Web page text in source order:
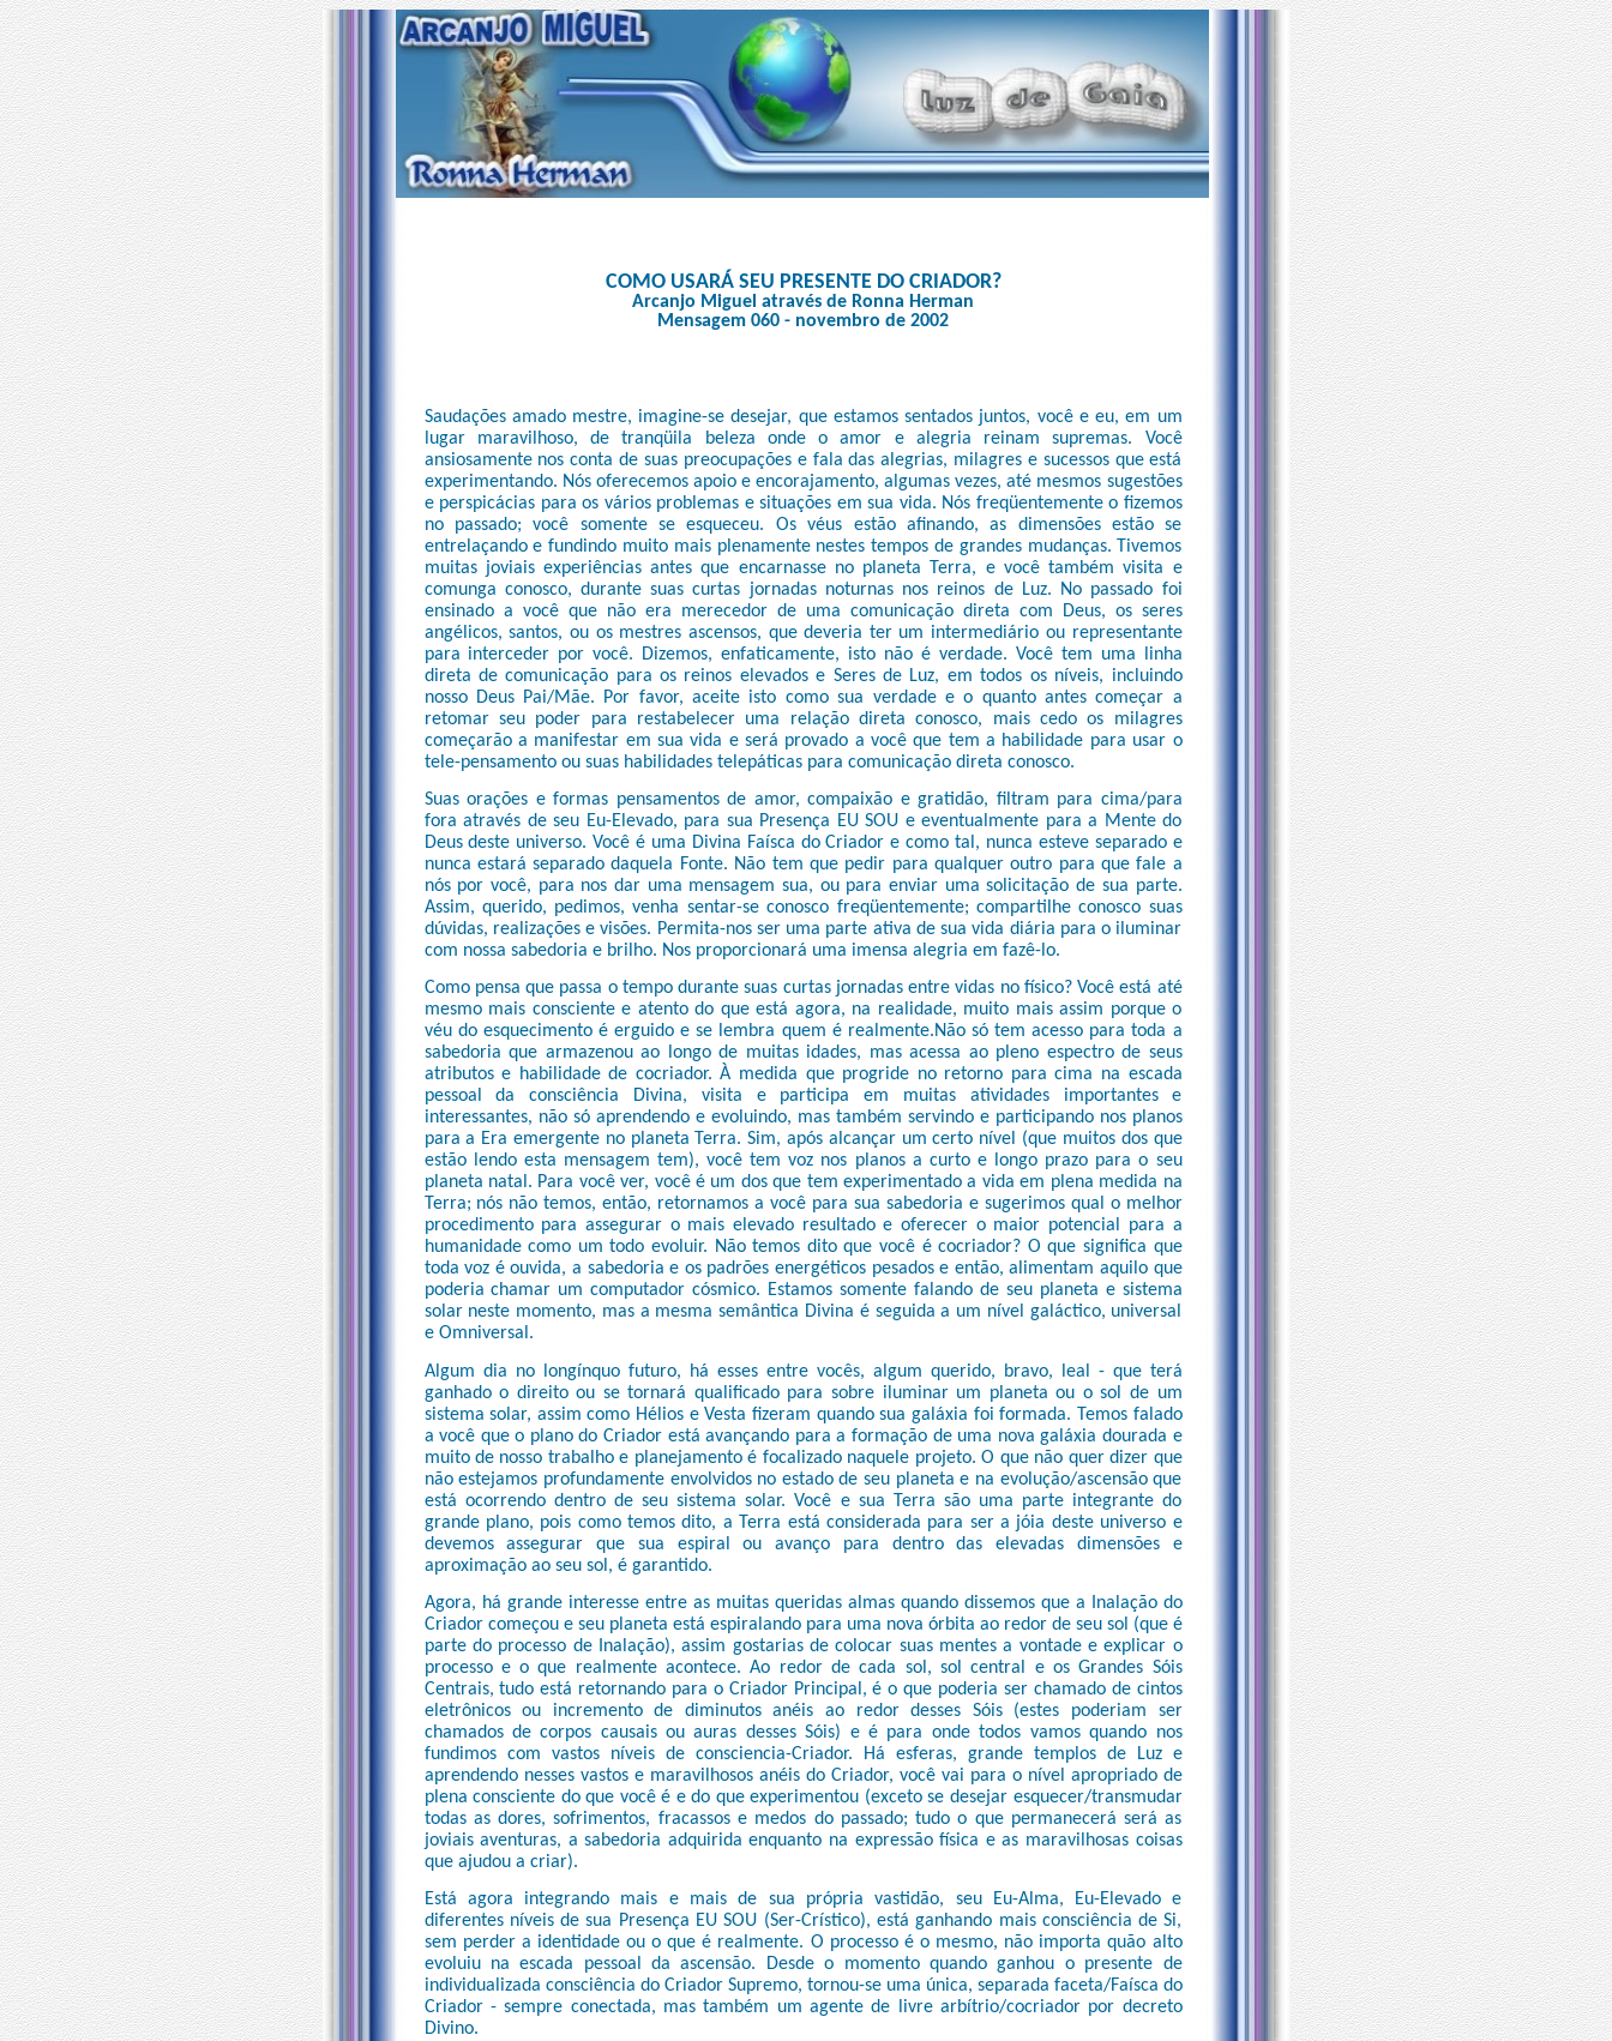
COMO USARÁ SEU PRESENTE DO CRIADOR?
Arcanjo Miguel através de Ronna Herman
Mensagem 060 - novembro de 2002
Saudações amado mestre, imagine-se desejar, que estamos sentados juntos, você e eu, em um
lugar maravilhoso, de tranqüila beleza onde o amor e alegria reinam supremas. Você
ansiosamente nos conta de suas preocupações e fala das alegrias, milagres e sucessos que está
experimentando. Nós oferecemos apoio e encorajamento, algumas vezes, até mesmos sugestões
e perspicácias para os vários problemas e situações em sua vida. Nós freqüentemente o fizemos
no passado; você somente se esqueceu. Os véus estão afinando, as dimensões estão se
entrelaçando e fundindo muito mais plenamente nestes tempos de grandes mudanças. Tivemos
muitas joviais experiências antes que encarnasse no planeta Terra, e você também visita e
comunga conosco, durante suas curtas jornadas noturnas nos reinos de Luz. No passado foi
ensinado a você que não era merecedor de uma comunicação direta com Deus, os seres
angélicos, santos, ou os mestres ascensos, que deveria ter um intermediário ou representante
para interceder por você. Dizemos, enfaticamente, isto não é verdade. Você tem uma linha
direta de comunicação para os reinos elevados e Seres de Luz, em todos os níveis, incluindo
nosso Deus Pai/Mãe. Por favor, aceite isto como sua verdade e o quanto antes começar a
retomar seu poder para restabelecer uma relação direta conosco, mais cedo os milagres
começarão a manifestar em sua vida e será provado a você que tem a habilidade para usar o
tele-pensamento ou suas habilidades telepáticas para comunicação direta conosco.
Suas orações e formas pensamentos de amor, compaixão e gratidão, filtram para cima/para
fora através de seu Eu-Elevado, para sua Presença EU SOU e eventualmente para a Mente do
Deus deste universo. Você é uma Divina Faísca do Criador e como tal, nunca esteve separado e
nunca estará separado daquela Fonte. Não tem que pedir para qualquer outro para que fale a
nós por você, para nos dar uma mensagem sua, ou para enviar uma solicitação de sua parte.
Assim, querido, pedimos, venha sentar-se conosco freqüentemente; compartilhe conosco suas
dúvidas, realizações e visões. Permita-nos ser uma parte ativa de sua vida diária para o iluminar
com nossa sabedoria e brilho. Nos proporcionará uma imensa alegria em fazê-lo.
Como pensa que passa o tempo durante suas curtas jornadas entre vidas no físico? Você está até
mesmo mais consciente e atento do que está agora, na realidade, muito mais assim porque o
véu do esquecimento é erguido e se lembra quem é realmente.Não só tem acesso para toda a
sabedoria que armazenou ao longo de muitas idades, mas acessa ao pleno espectro de seus
atributos e habilidade de cocriador. À medida que progride no retorno para cima na escada
pessoal da consciência Divina, visita e participa em muitas atividades importantes e
interessantes, não só aprendendo e evoluindo, mas também servindo e participando nos planos
para a Era emergente no planeta Terra. Sim, após alcançar um certo nível (que muitos dos que
estão lendo esta mensagem tem), você tem voz nos planos a curto e longo prazo para o seu
planeta natal. Para você ver, você é um dos que tem experimentado a vida em plena medida na
Terra; nós não temos, então, retornamos a você para sua sabedoria e sugerimos qual o melhor
procedimento para assegurar o mais elevado resultado e oferecer o maior potencial para a
humanidade como um todo evoluir. Não temos dito que você é cocriador? O que significa que
toda voz é ouvida, a sabedoria e os padrões energéticos pesados e então, alimentam aquilo que
poderia chamar um computador cósmico. Estamos somente falando de seu planeta e sistema
solar neste momento, mas a mesma semântica Divina é seguida a um nível galáctico, universal
e Omniversal.
Algum dia no longínquo futuro, há esses entre vocês, algum querido, bravo, leal - que terá
ganhado o direito ou se tornará qualificado para sobre iluminar um planeta ou o sol de um
sistema solar, assim como Hélios e Vesta fizeram quando sua galáxia foi formada. Temos falado
a você que o plano do Criador está avançando para a formação de uma nova galáxia dourada e
muito de nosso trabalho e planejamento é focalizado naquele projeto. O que não quer dizer que
não estejamos profundamente envolvidos no estado de seu planeta e na evolução/ascensão que
está ocorrendo dentro de seu sistema solar. Você e sua Terra são uma parte integrante do
grande plano, pois como temos dito, a Terra está considerada para ser a jóia deste universo e
devemos assegurar que sua espiral ou avanço para dentro das elevadas dimensões e
aproximação ao seu sol, é garantido.
Agora, há grande interesse entre as muitas queridas almas quando dissemos que a Inalação do
Criador começou e seu planeta está espiralando para uma nova órbita ao redor de seu sol (que é
parte do processo de Inalação), assim gostarias de colocar suas mentes a vontade e explicar o
processo e o que realmente acontece. Ao redor de cada sol, sol central e os Grandes Sóis
Centrais, tudo está retornando para o Criador Principal, é o que poderia ser chamado de cintos
eletrônicos ou incremento de diminutos anéis ao redor desses Sóis (estes poderiam ser
chamados de corpos causais ou auras desses Sóis) e é para onde todos vamos quando nos
fundimos com vastos níveis de consciencia-Criador. Há esferas, grande templos de Luz e
aprendendo nesses vastos e maravilhosos anéis do Criador, você vai para o nível apropriado de
plena consciente do que você é e do que experimentou (exceto se desejar esquecer/transmudar
todas as dores, sofrimentos, fracassos e medos do passado; tudo o que permanecerá será as
joviais aventuras, a sabedoria adquirida enquanto na expressão física e as maravilhosas coisas
que ajudou a criar).
Está agora integrando mais e mais de sua própria vastidão, seu Eu-Alma, Eu-Elevado e
diferentes níveis de sua Presença EU SOU (Ser-Crístico), está ganhando mais consciência de Si,
sem perder a identidade ou o que é realmente. O processo é o mesmo, não importa quão alto
evoluiu na escada pessoal da ascensão. Desde o momento quando ganhou o presente de
individualizada consciência do Criador Supremo, tornou-se uma única, separada faceta/Faísca do
Criador - sempre conectada, mas também um agente de livre arbítrio/cocriador por decreto
Divino.